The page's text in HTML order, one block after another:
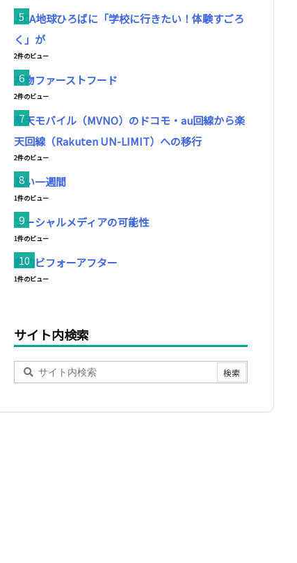
JICA地球ひろばに「学校に行きたい！体験すごろ
く」が
2件のビュー
丼物ファーストフード
2件のビュー
楽天モバイル（MVNO）のドコモ・au回線から楽
天回線（Rakuten UN-LIMIT）への移行
2件のビュー
濃い一週間
1件のビュー
ソーシャルメディアの可能性
1件のビュー
劇的ビフォーアフター
1件のビュー
サイト内検索